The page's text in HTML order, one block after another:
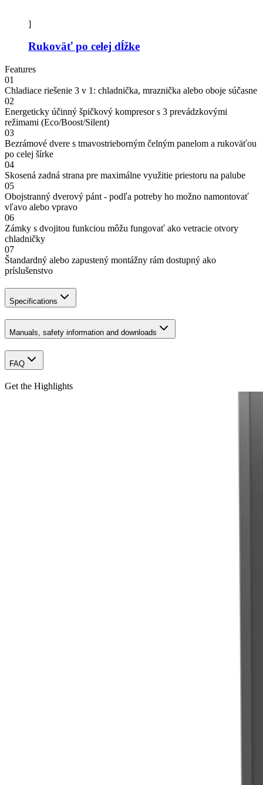
]
Rukoväť po celej dĺžke
Features
01
Chladiace riešenie 3 v 1: chladnička, mraznička alebo oboje súčasne
02
Energeticky účinný špičkový kompresor s 3 prevádzkovými
režimami (Eco/Boost/Silent)
03
Bezrámové dvere s tmavostrieborným čelným panelom a rukoväťou
po celej šírke
04
Skosená zadná strana pre maximálne využitie priestoru na palube
05
Obojstranný dverový pánt - podľa potreby ho možno namontovať
vľavo alebo vpravo
06
Zámky s dvojitou funkciou môžu fungovať ako vetracie otvory
chladničky
07
Štandardný alebo zapustený montážny rám dostupný ako
príslušenstvo
Specifications
Manuals, safety information and downloads
FAQ
Get the Highlights